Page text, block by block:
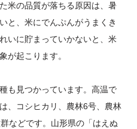
米の品質が落ちる原因は、暑
と、米にでんぷんがうまくき
いに貯まっていかないと、米
が起こります。
も見つかっています。高温で
、コシヒカリ、農林6号、農林
などです。山形県の「はえぬ